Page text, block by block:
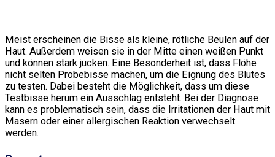
Meist erscheinen die Bisse als kleine, rötliche Beulen auf der
Haut. Außerdem weisen sie in der Mitte einen weißen Punkt
und können stark jucken. Eine Besonderheit ist, dass Flöhe
nicht selten Probebisse machen, um die Eignung des Blutes
zu testen. Dabei besteht die Möglichkeit, dass um diese
Testbisse herum ein Ausschlag entsteht. Bei der Diagnose
kann es problematisch sein, dass die Irritationen der Haut mit
Masern oder einer allergischen Reaktion verwechselt
werden.